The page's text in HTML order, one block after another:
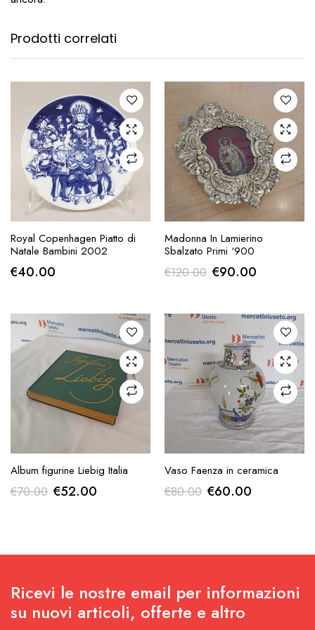
Prodotti correlati
RICHIESTA
Royal Copenhagen Piatto di
Natale Bambini 2002
€40.00
RICHIESTA
Madonna In Lamierino
Sbalzato Primi ‘900
€120.00 Il
originale
era:
€120.00.
€90.00Il
attuale
€90.00.
RICHIESTA
Album figurine Liebig Italia
€70.00 Il
€52.00Il
RICHIESTA
Vaso Faenza in ceramica
€80.00 Il
€60.00Il
Ricevi le nostre email per informazioni
su nuovi articoli, offerte e altro